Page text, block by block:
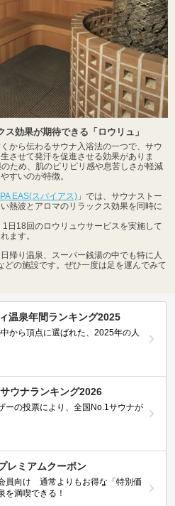
効果が期待できる「ロウリュ」
から伝わるサウナ入浴法の一つで、サウ
させて発汗を促進させる効果がありま
ため、肌のピリピリ感や息苦しさが軽減
すいのが特徴。
EAS(スパイアス) 」では、サウナストー
熱波とアロマのリラックス効果を同時に
1日18回のロウリュウサービスを実施して
ます。
帰り温泉、スーパー銭湯の中でも特に人
どの施設です。ぜひ一度は足を運んでみて
温泉年間ランキング2025
から頂点に選ばれた、2025年の人
ウナランキング2026
ーの投票により、全国No.1サウナが
レミアムクーポン
員向け 通常よりもお得な「特別価
を満喫できる！